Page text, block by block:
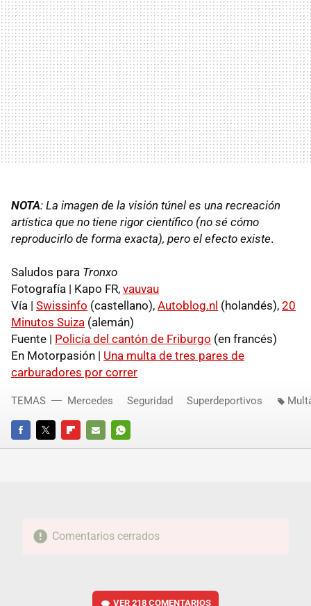
NOTA: La imagen de la visión túnel es una recreación
artística que no tiene rigor científico (no sé cómo
reproducirlo de forma exacta), pero el efecto existe.
Saludos para Tronxo
Fotografía | Kapo FR, vauvau
Vía | Swissinfo (castellano), Autoblog.nl (holandés), 20
Minutos Suiza (alemán)
Fuente | Policía del cantón de Friburgo (en francés)
En Motorpasión | Una multa de tres pares de
carburadores por correr
FACEBOOKTWITTERFLIPBOARD
E-
WHATSAPP
TEMAS Mercedes Seguridad Superdeportivos
Comentarios cerrados
VER218 COMENTARIOS